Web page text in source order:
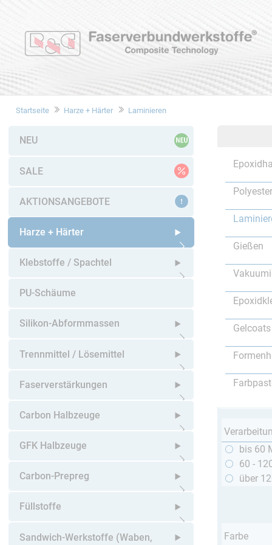
Startseite Harze + Härter Laminieren
NEU
SALE
AKTIONSANGEBOTE
Harze + Härter
Untermenü öffnen
Klebstoffe / Spachtel
Untermenü öffnen
PU-Schäume
Silikon-Abformmassen
Untermenü öffnen
Trennmittel / Lösemittel
Untermenü öffnen
Faserverstärkungen
Untermenü öffnen
Carbon Halbzeuge
Untermenü öffnen
GFK Halbzeuge
Untermenü öffnen
Carbon-Prepreg
Untermenü öffnen
Füllstoffe
Untermenü öffnen
Sandwich-Werkstoffe (Waben,
Gießen
bis 60
60 -
über
Farbe